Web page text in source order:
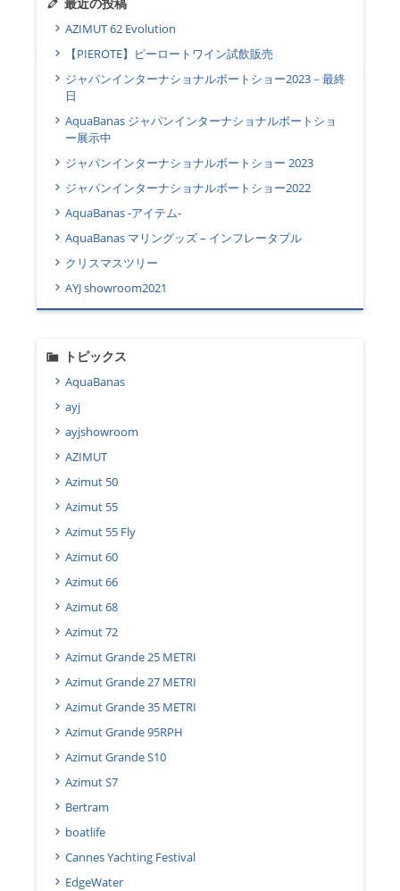
AZIMUT 62 Evolution
【PIEROTE】ピーロートワイン試飲販売
ジャパンインターナショナルボートショー2023－最終
日
AquaBanas ジャパンインターナショナルボートショ
ー展示中
ジャパンインターナショナルボートショー 2023
ジャパンインターナショナルボートショー2022
AquaBanas -アイテム-
AquaBanas マリングッズ – インフレータブル
クリスマスツリー
AYJ showroom2021
トピックス
AquaBanas
ayj
ayjshowroom
AZIMUT
Azimut 50
Azimut 55
Azimut 55 Fly
Azimut 60
Azimut 66
Azimut 68
Azimut 72
Azimut Grande 25 METRI
Azimut Grande 27 METRI
Azimut Grande 35 METRI
Azimut Grande 95RPH
Azimut Grande S10
Azimut S7
Bertram
boatlife
Cannes Yachting Festival
EdgeWater